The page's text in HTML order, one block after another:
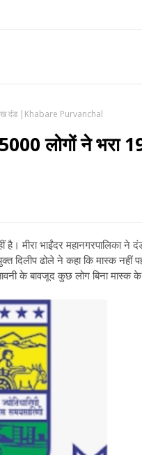
लाख दंड |Khabare Purvanchal
5000 लोगों ने भरा
मीरा भाईंदर महानगरपालिका ने
ढोले ने कहा कि मास्क नहीं
के बावजूद कुछ लोग बिना